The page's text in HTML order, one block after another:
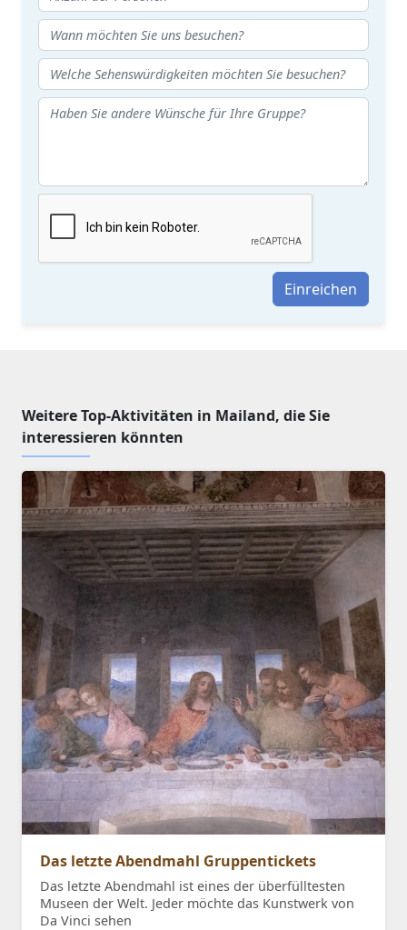
Einreichen
Weitere Top-Aktivitäten in Mailand, die Sie
interessieren könnten
Das letzte Abendmahl Gruppentickets
Das letzte Abendmahl ist eines der überfülltesten
Museen der Welt. Jeder möchte das Kunstwerk von
Da Vinci sehen